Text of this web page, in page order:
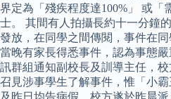
界定為「殘疾程度達100%」 或「
士。 其間有人拍攝長約十一分鐘
發放，在同學之間傳閱，事件在同
當晚有家長得悉事件，認為事態
訊群組通知副校長及訓導主任，
召見涉事學生了解事件，惟「小
及昨日均告病假，校方遂於昨晨